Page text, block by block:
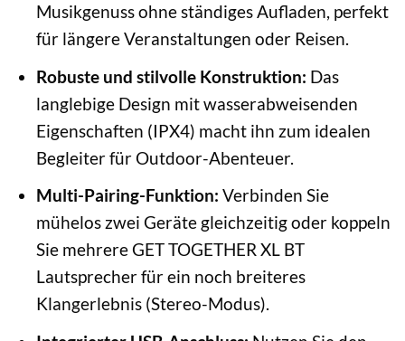
Musikgenuss ohne ständiges Aufladen, perfekt
für längere Veranstaltungen oder Reisen.
Robuste und stilvolle Konstruktion: Das
langlebige Design mit wasserabweisenden
Eigenschaften (IPX4) macht ihn zum idealen
Begleiter für Outdoor-Abenteuer.
Multi-Pairing-Funktion: Verbinden Sie
mühelos zwei Geräte gleichzeitig oder koppeln
Sie mehrere GET TOGETHER XL BT
Lautsprecher für ein noch breiteres
Klangerlebnis (Stereo-Modus).